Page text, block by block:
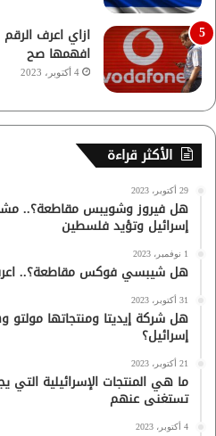
ازاي اعرف
افهمها صح
4 أكتوبر، 2023
الأكثر قراءة
29 أكتوبر، 2023
هل فيروز وشويبس مقاطعة؟..
إسرائيل وتؤيد فلسطين
1 نوفمبر، 2023
هل شيبسي فوكس مقاطعة؟..
31 أكتوبر، 2023
هل شركة إيديتا ومنتجاتها
إسرائيل؟
21 أكتوبر، 2023
تستغنى عنهم
4 أكتوبر، 2023